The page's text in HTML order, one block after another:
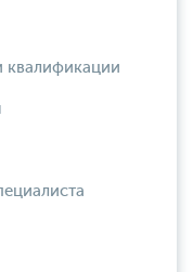
квалификации